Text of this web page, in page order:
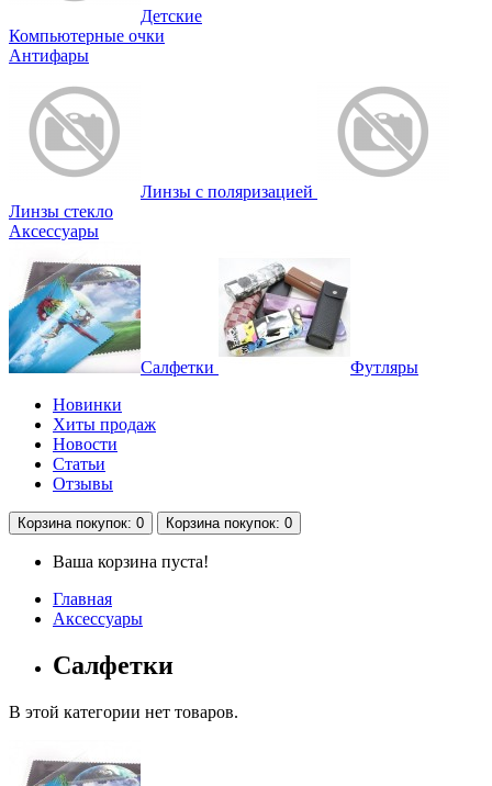
Детские
Компьютерные очки
Антифары
Линзы с поляризацией
Линзы стекло
Аксессуары
Салфетки
Футляры
Новинки
Хиты продаж
Новости
Статьи
Отзывы
Корзинапокупок: 0 Корзинапокупок: 0
Ваша корзина пуста!
Главная
Аксессуары
Салфетки
В этой категории нет товаров.